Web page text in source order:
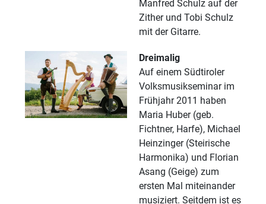
Manfred Schulz auf der
Zither und Tobi Schulz
mit der Gitarre.
Dreimalig
Auf einem Südtiroler
Volksmusikseminar im
Frühjahr 2011 haben
Maria Huber (geb.
Fichtner, Harfe), Michael
Heinzinger (Steirische
Harmonika) und Florian
Asang (Geige) zum
ersten Mal miteinander
musiziert. Seitdem ist es